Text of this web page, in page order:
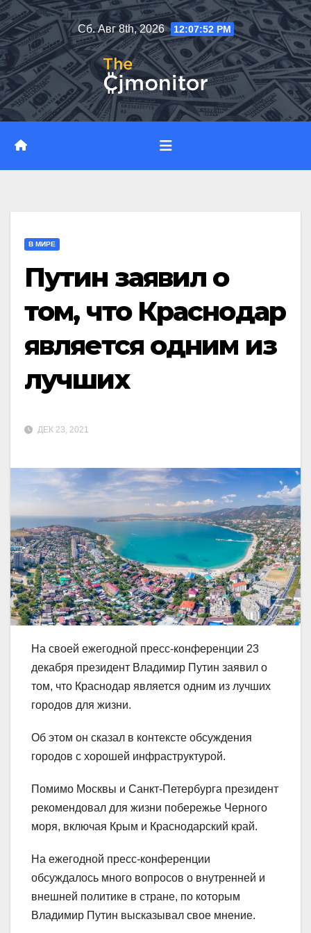
Перейти
к
содержимому
Сб. Авг 8th, 2026 12:07:53 PM
В МИРЕ
Путин заявил о
том, что Краснодар
является одним из
лучших
ДЕК 23, 2021
На своей ежегодной пресс-конференции 23
декабря президент Владимир Путин заявил о
том, что Краснодар является одним из лучших
городов для жизни.
Об этом он сказал в контексте обсуждения
городов с хорошей инфраструктурой.
Помимо Москвы и Санкт-Петербурга президент
рекомендовал для жизни побережье Черного
моря, включая Крым и Краснодарский край.
На ежегодной пресс-конференции
обсуждалось много вопросов о внутренней и
внешней политике в стране, по которым
Владимир Путин высказывал свое мнение.